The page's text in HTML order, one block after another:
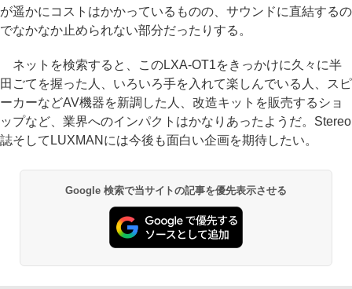
が遥かにコストはかかっているものの、サウンドに直結するの
でなかなか止められない部分だったりする。
ネットを検索すると、このLXA-OT1をきっかけに久々に半
田ごてを握った人、いろいろ手を入れて楽しんでいる人、スピ
ーカーなどAV機器を新調した人、改造キットを販売するショ
ップなど、業界へのインパクトはかなりあったようだ。Stereo
誌そしてLUXMANには今後も面白い企画を期待したい。
Google 検索で当サイトの記事を優先表示させる